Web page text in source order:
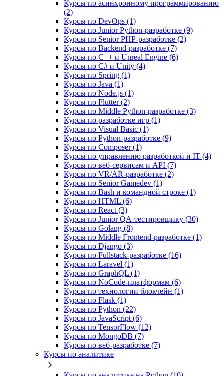
Курсы по асинхронному программированию
(2)
Курсы по DevOps (1)
Курсы по Junior Python-разработке (9)
Курсы по Senior PHP-разработке (2)
Курсы по Backend‑разработке (7)
Курсы по C++ и Unreal Engine (6)
Курсы по C# и Unity (4)
Курсы по Spring (1)
Курсы по Java (1)
Курсы по Node.js (1)
Курсы по Flutter (2)
Курсы по Middle Python-разработке (3)
Курсы по разработке игр (1)
Курсы по Visual Basic (1)
Курсы по Python-разработке (9)
Курсы по Composer (1)
Курсы по управлению разработкой и IT (4)
Курсы по веб‑сервисам и API (7)
Курсы по VR/AR‑разработке (2)
Курсы по Senior Gamedev (1)
Курсы по Bash и командной строке (1)
Курсы по HTML (6)
Курсы по React (3)
Курсы по Junior QA-тестировщику (30)
Курсы по Golang (8)
Курсы по Middle Frontend-разработке (1)
Курсы по Django (3)
Курсы по Fullstack‑разработке (16)
Курсы по Laravel (1)
Курсы по GraphQL (1)
Курсы по NoCode‑платформам (6)
Курсы по технологии блокчейн (1)
Курсы по Flask (1)
Курсы по Python (22)
Курсы по JavaScript (6)
Курсы по TensorFlow (12)
Курсы по MongoDB (7)
Курсы по веб‑разработке (7)
Курсы по аналитике